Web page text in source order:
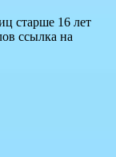
старше 16 лет
ссылка на